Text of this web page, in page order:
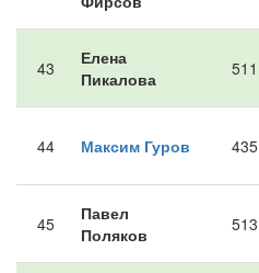
43
Елена
Пикалова
511
44 Максим Гуров 435
45
Павел
Поляков
513